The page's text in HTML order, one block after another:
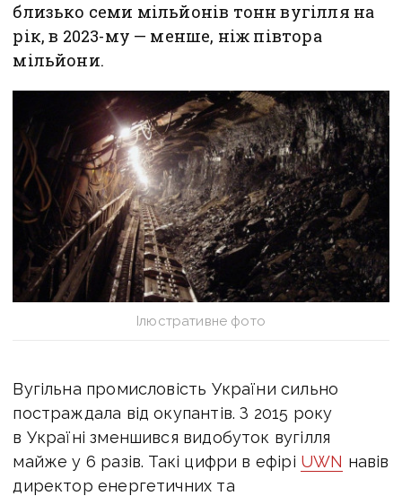
близько семи мільйонів тонн вугілля на
рік, в 2023-му — менше, ніж півтора
мільйони.
Ілюстративне фото
Вугільна промисловість України сильно
постраждала від окупантів. З 2015 року
в Україні зменшився видобуток вугілля
майже у 6 разів. Такі цифри в ефірі UWN навів
директор енергетичних та